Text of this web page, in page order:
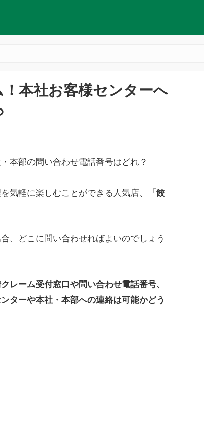
本社お客様センターへ
本部の問い合わせ電話番号はどれ？
気軽に楽しむことができる人気店、
「餃
、どこに問い合わせればよいのでしょう
レーム受付窓口や問い合わせ電話番号、
ターや本社・本部への連絡は可能かどう